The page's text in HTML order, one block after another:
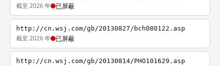
截至 2026 年 已屏蔽
http://cn.wsj.com/gb/20130827/bch080122.asp
截至 2026 年 已屏蔽
http://cn.wsj.com/gb/20130814/PHO101629.asp